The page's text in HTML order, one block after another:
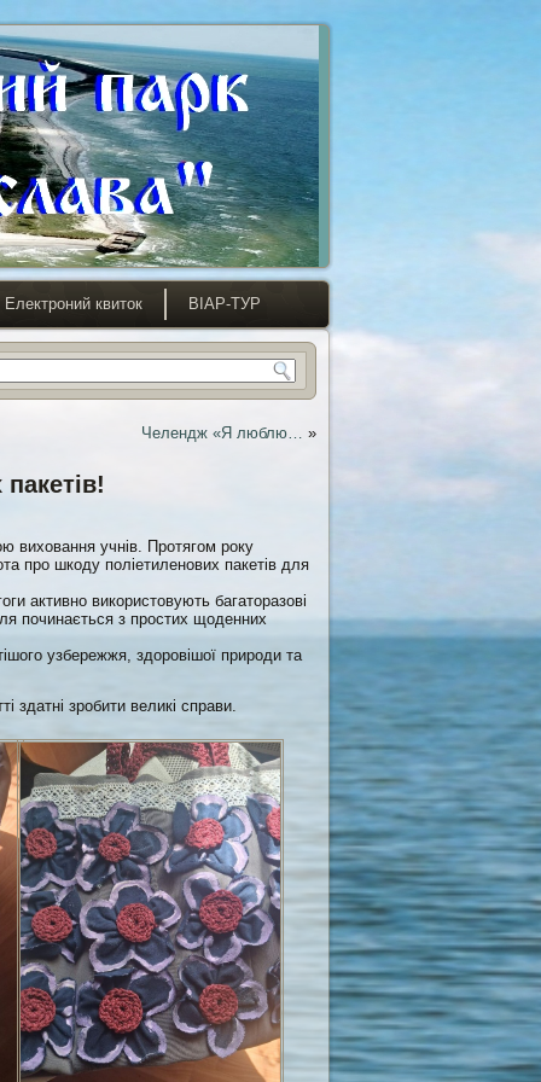
Електроний квиток ВІАР-ТУР
Челендж «Я люблю… »
виховання учнів. Протягом року
про шкоду поліетиленових пакетів для
активно використовують багаторазові
починається з простих щоденних
узбережжя, здоровішої природи та
зробити великі справи.